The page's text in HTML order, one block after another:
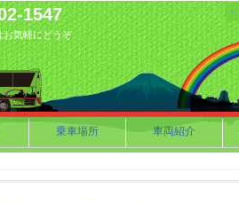
1547
お気軽にどうぞ
乗車場所 車両紹介